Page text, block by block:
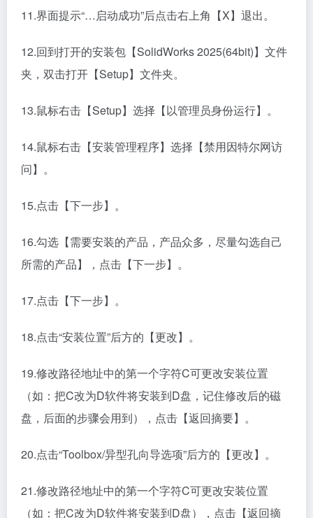
11.界面提示“…启动成功”后点击右上角【X】退出。
12.回到打开的安装包【SolidWorks 2025(64bit)】文件
夹，双击打开【Setup】文件夹。
13.鼠标右击【Setup】选择【以管理员身份运行】。
14.鼠标右击【安装管理程序】选择【禁用因特尔网访
问】。
15.点击【下一步】。
16.勾选【需要安装的产品，产品众多，尽量勾选自己
所需的产品】，点击【下一步】。
17.点击【下一步】。
18.点击“安装位置”后方的【更改】。
19.修改路径地址中的第一个字符C可更改安装位置
（如：把C改为D软件将安装到D盘，记住修改后的磁
盘，后面的步骤会用到），点击【返回摘要】。
20.点击“Toolbox/异型孔向导选项”后方的【更改】。
21.修改路径地址中的第一个字符C可更改安装位置
（如：把C改为D软件将安装到D盘），点击【返回摘